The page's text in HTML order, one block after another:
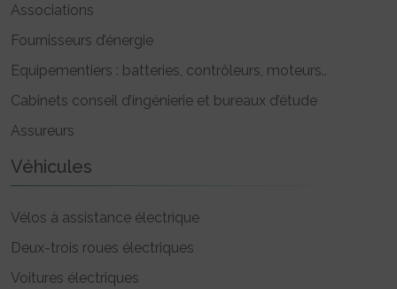
Associations
Fournisseurs d’énergie
Equipementiers : batteries, contrôleurs, moteurs..
Cabinets conseil d’ingénierie et bureaux d’étude
Assureurs
Véhicules
Vélos à assistance électrique
Deux-trois roues électriques
Voitures électriques